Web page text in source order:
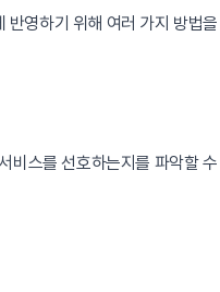
영하기 위해 여러 가지 방법
스를 선호하는지를 파악할